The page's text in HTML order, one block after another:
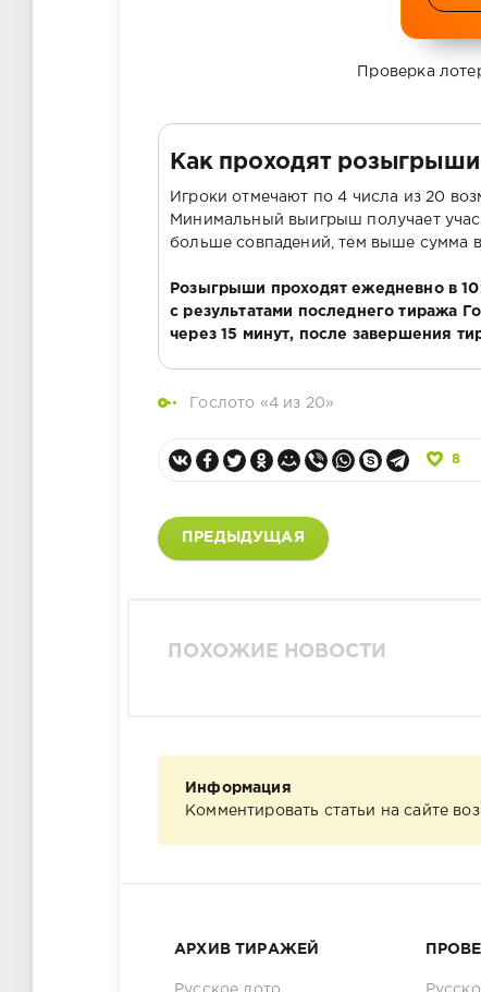
Проверка
Как проходят
Игроки отмечают по 4 числа из 20
Минимальный выигрыш получает
больше совпадений, тем выше сумма
Розыгрыши проходят ежедневно в
с результатами последнего тиража
через 15 минут, после завершения
Гослото «4 из 20»
8
ПРЕДЫДУЩАЯ
ПОХОЖИЕ НОВОСТИ
Информация
Комментировать статьи на сайте
АРХИВ ТИРАЖЕЙ